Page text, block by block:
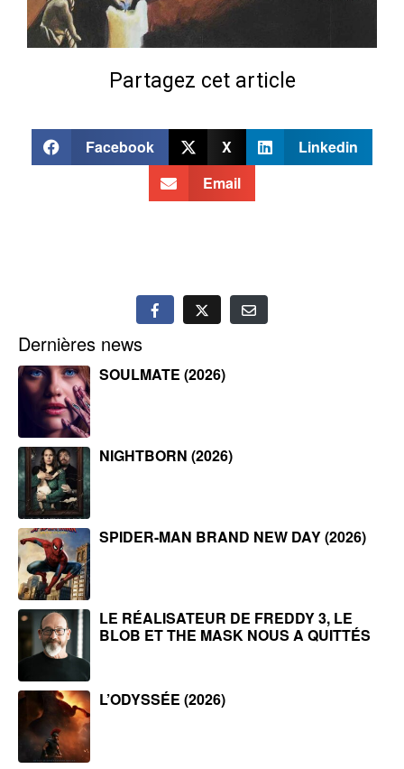
Partagez cet article
Facebook X
Linkedin
Email
Dernières news
SOULMATE (2026)
NIGHTBORN (2026)
SPIDER-MAN BRAND NEW DAY (2026)
LE RÉALISATEUR DE FREDDY 3, LE
BLOB ET THE MASK NOUS A QUITTÉS
L’ODYSSÉE (2026)